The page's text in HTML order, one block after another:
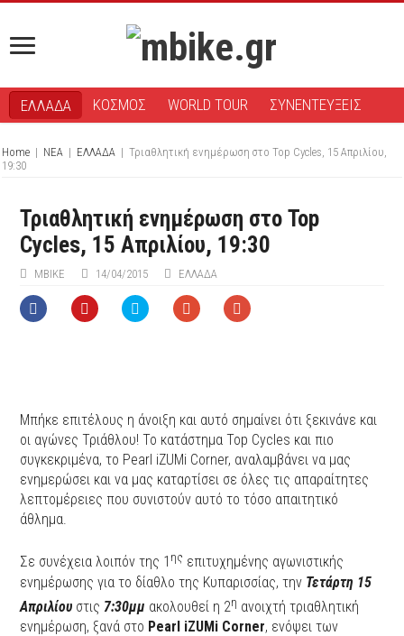
ΕΛΛΑΔΑ ΚΟΣΜΟΣ WORLD TOUR ΣΥΝΕΝΤΕΥΞΕΙΣ
Home | ΝΕΑ | ΕΛΛΑΔΑ | Τριαθλητική ενημέρωση στο Top Cycles, 15 Απριλίου,
19:30
Τριαθλητική ενημέρωση στο Top
Cycles, 15 Απριλίου, 19:30
ΜΒIKE 14/04/2015 ΕΛΛΑΔΑ
Μπήκε επιτέλους η άνοιξη και αυτό σημαίνει ότι ξεκινάνε και
οι αγώνες Τριάθλου! Το κατάστημα Top Cycles και πιο
συγκεκριμένα, το Pearl iZUMi Corner, αναλαμβάνει να μας
ενημερώσει και να μας καταρτίσει σε όλες τις απαραίτητες
λεπτομέρειες που συνιστούν αυτό το τόσο απαιτητικό
άθλημα.
Σε συνέχεια λοιπόν της 1 ης επιτυχημένης αγωνιστικής
ενημέρωσης για το δίαθλο της Κυπαρισσίας, την Τετάρτη 15
Απριλίου στις 7:30μμ ακολουθεί η 2η ανοιχτή τριαθλητική
ενημέρωση, ξανά στο Pearl iZUMi Corner, ενόψει των